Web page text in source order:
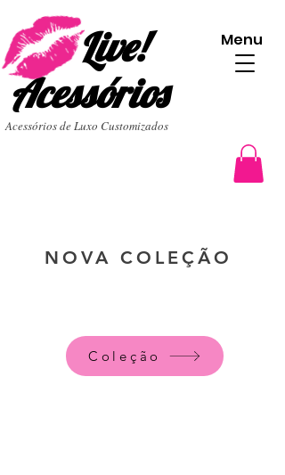
Live!
Acessórios
Acessórios de Luxo Customizados
NOVA COLEÇÃO
Menu
Coleção